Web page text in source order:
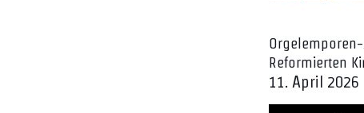
Reformierten
11. April